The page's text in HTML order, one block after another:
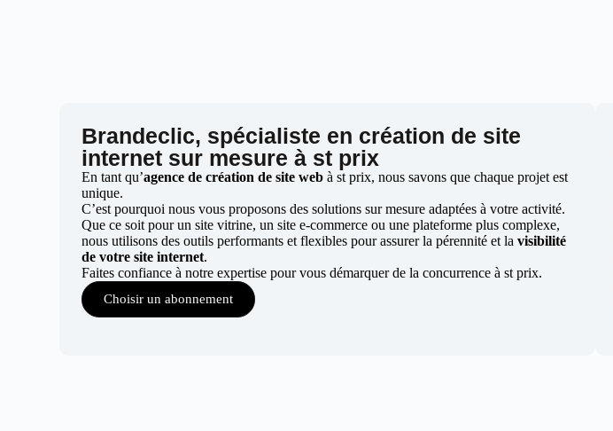
Brandeclic, spécialiste en création de site
internet sur mesure à st prix
En tant qu’agence de création de site web à st prix, nous savons que chaque projet est
unique.
C’est pourquoi nous vous proposons des solutions sur mesure adaptées à votre activité.
Que ce soit pour un site vitrine, un site e-commerce ou une plateforme plus complexe,
nous utilisons des outils performants et flexibles pour assurer la pérennité et lavisibilité
de votre site internet.
Faites confiance à notre expertise pour vous démarquer de la concurrence à st prix.
Choisir un abonnement